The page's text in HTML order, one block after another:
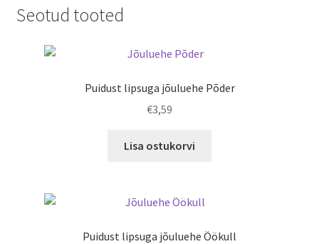
Seotud tooted
Puidust lipsuga jõuluehe Põder
€3,59
Lisa ostukorvi
Puidust lipsuga jõuluehe Öökull